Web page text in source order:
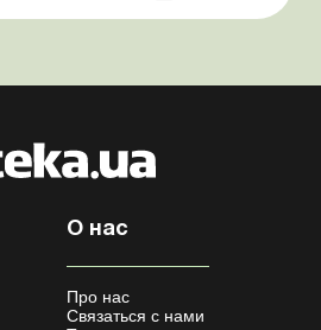
по организации
О нас
Про нас
Связаться с нами